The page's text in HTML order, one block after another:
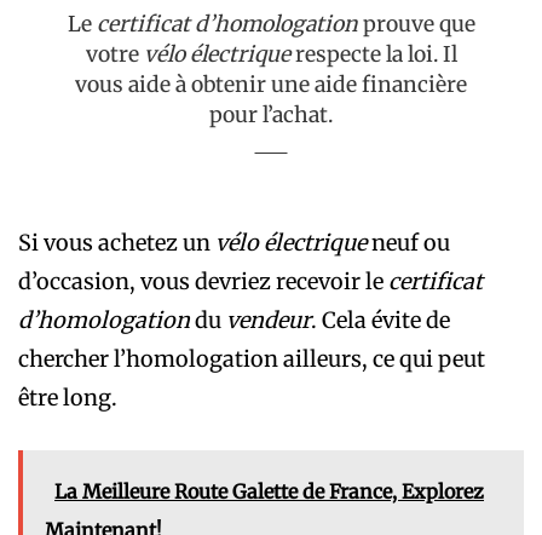
Le certificat d’homologationprouve que
votre vélo électriquerespecte la loi. Il
vous aide à obtenir une aide financière
pour l’achat.
Si vous achetez un vélo électriqueneuf ou
d’occasion, vous devriez recevoir le certificat
d’homologationdu vendeur. Cela évite de
chercher l’homologation ailleurs, ce qui peut
être long.
La Meilleure Route Galette de France, Explorez